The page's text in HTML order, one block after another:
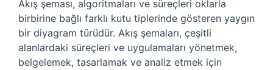
Akış şeması, algoritmaları ve süreçleri oklarla
birbirine bağlı farklı kutu tiplerinde gösteren yaygın
bir diyagram türüdür. Akış şemaları, çeşitli
alanlardaki süreçleri ve uygulamaları yönetmek,
belgelemek, tasarlamak ve analiz etmek için